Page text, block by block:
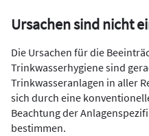
Ursachen sind nicht
Die Ursachen für die
Trinkwasserhygiene sind
Trinkwasseranlagen in aller
sich durch eine
Beachtung der
bestimmen.